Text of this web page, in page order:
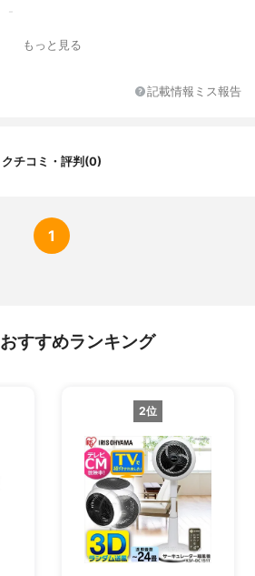
もっと見る
記載情報ミス報告
クチコミ・評判(0)
1
すすめランキング
2位